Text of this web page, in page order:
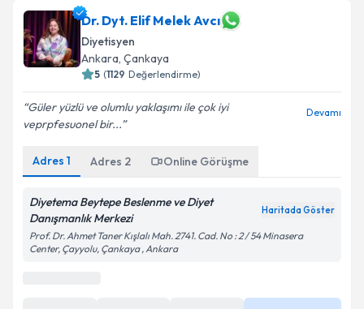
Dr. Dyt. Elif Melek Avcı
Diyetisyen
Ankara, Çankaya
5 (1129 Değerlendirme)
Güler yüzlü ve olumlu yaklaşımı ile çok iyi
veprpfesuonel bir...
Devamı
Adres 1 Adres 2 Online Görüşme
Diyetema Beytepe Beslenme ve Diyet
Danışmanlık Merkezi
Haritada Göster
Prof. Dr. Ahmet Taner Kışlalı Mah. 2741. Cad. No : 2 / 54 Minasera
Center, Çayyolu, Çankaya , Ankara